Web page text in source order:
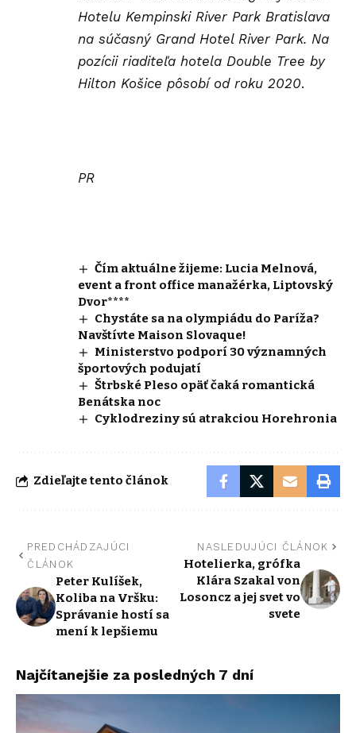
Hotelu Kempinski River Park Bratislava
na súčasný Grand Hotel River Park. Na
pozícii riaditeľa hotela Double Tree by
Hilton Košice pôsobí od roku 2020.
PR
Čím aktuálne žijeme: Lucia Melnová,
event a front office manažérka, Liptovský
Dvor****
Chystáte sa na olympiádu do Paríža?
Navštívte Maison Slovaque!
Ministerstvo podporí 30 významných
športových podujatí
Štrbské Pleso opäť čaká romantická
Benátska noc
Cyklodreziny sú atrakciou Horehronia
Zdieľajte tento článok
PREDCHÁDZAJÚCI
ČLÁNOK
Peter Kulíšek,
Koliba na Vršku:
Správanie hostí sa
mení k lepšiemu
NASLEDUJÚCI ČLÁNOK
Hotelierka, grófka
Klára Szakal von
Losoncz a jej svet vo
svete
Najčítanejšie za posledných 7 dní